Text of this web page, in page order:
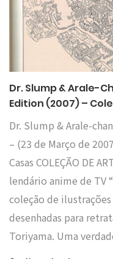
Dr. Slump & Arale-
Edition (2007) –
Dr. Slump & Arale-
– (23 de Março de
Casas COLEÇÃO DE
lendário anime de TV
coleção de
desenhadas para
Toriyama. Uma